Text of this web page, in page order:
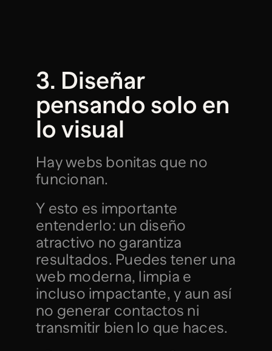
3. Diseñar
pensando solo en
lo visual
Hay webs bonitas que no
funcionan.
Y esto es importante
entenderlo: un diseño
atractivo no garantiza
resultados. Puedes tener una
web moderna, limpia e
incluso impactante, y aun así
no generar contactos ni
transmitir bien lo que haces.